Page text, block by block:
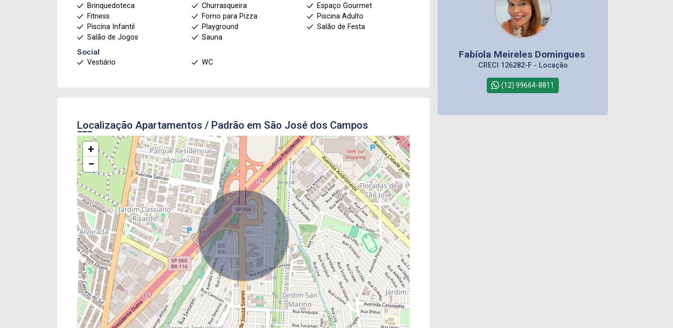
Brinquedoteca
Churrasqueira
Espaço Gourmet
Fitness
Forno para Pizza
Piscina Adulto
Piscina Infantil
Playground
Salão de Festa
Salão de Jogos
Sauna
Social
Vestiário
WC
Localização Apartamentos / Padrão em São José dos Campos
+
−
Fabíola Meireles Domingues
CRECI 126282-F - Locação
(12) 99664-8811